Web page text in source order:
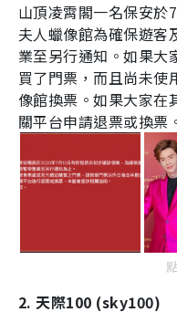
山頂凌霄閣一名保安於7
夫人蠟像館為確保遊客
業至另行通知。如果大
買了門票，而且尚未使
像館換票。如果大家在
關平台申請退票或換票
2. 天際100 (sky100)